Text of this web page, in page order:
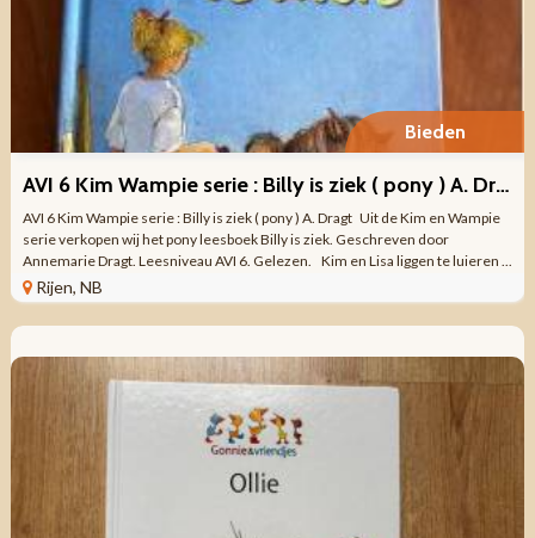
Bieden
AVI 6 Kim Wampie serie : Billy is ziek ( pony ) A. Dragt
AVI 6 Kim Wampie serie : Billy is ziek ( pony ) A. Dragt Uit de Kim en Wampie
serie verkopen wij het pony leesboek Billy is ziek. Geschreven door
Annemarie Dragt. Leesniveau AVI 6. Gelezen. Kim en Lisa liggen te luieren ...
Rijen, NB